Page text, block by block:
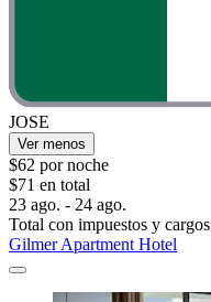
JOSE
Ver menos
$62 por noche
$71 en total
23 ago. - 24 ago.
Total con impuestos y cargos
Gilmer Apartment Hotel